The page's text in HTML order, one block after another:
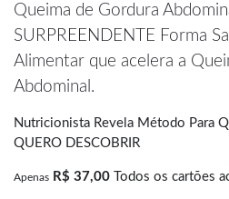
Queima de Gordura
SURPREENDENTE Forma
Alimentar que acelera a
Abdominal.
Nutricionista Revela Método Para
QUERO DESCOBRIR
Apenas R$ 37,00 Todos os cartões